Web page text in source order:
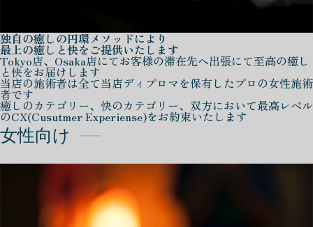
独自の癒しの円環メソッドにより
最上の癒しと快をご提供いたします
Tokyo店、Osaka店にてお客様の滞在先へ出張にて至高の癒し
と快をお届けします
当店の施術者は全て当店ディプロマを保有したプロの女性施術
者です
癒しのカテゴリー、快のカテゴリー、双方において最高レベル
のCX(Cusutmer Experiense)をお約束いたします
女性向け